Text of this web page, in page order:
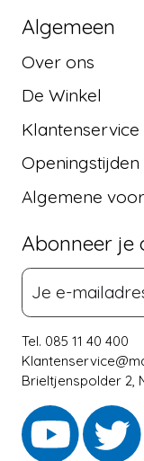
Algemeen
Over ons
De Winkel
Klantenservice
Openingstijden
Algemene
Abonneer je
Tel. 085 11 40 400
Brieltjenspolder 2,